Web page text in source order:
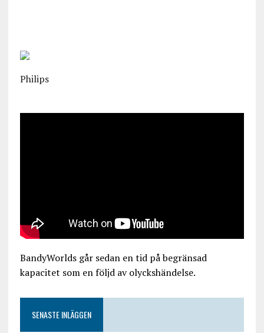
Philips
BandyWorlds går sedan en tid på begränsad
kapacitet som en följd av olyckshändelse.
SENASTE INLÄGGEN